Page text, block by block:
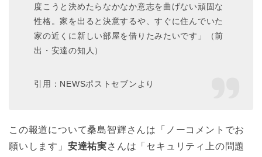
度こうと決めたらなかなか意志を曲げない頑固な
性格。家を出ると決意するや、すぐに住んでいた
家の近くに新しい部屋を借りたみたいです」（前
出・安達の知人）
引用：NEWSポストセブンより
この報道について桑島智輝さんは「ノーコメントでお
願いします」 安達祐実さんは「セキュリティ上の問題